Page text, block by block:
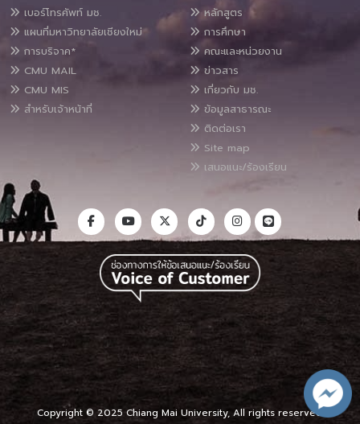
เบอร์โทรศัพท์ มช.
แผนที่มหาวิทยาลัยเชียงใหม่
การบริจาค*
CMU MAIL
CMU MIS
สำหรับเจ้าหน้าที่
หลักสูตร
การศึกษา
คณะและหน่วยงาน
ข่าวสาร
เกี่ยวกับ มช.
ข้อมูลสาธารณะ
ติดต่อเรา
Site map
เสนอแนะ/ร้องเรียน
Copyright © 2025 Chiang Mai University, All rights reserved.